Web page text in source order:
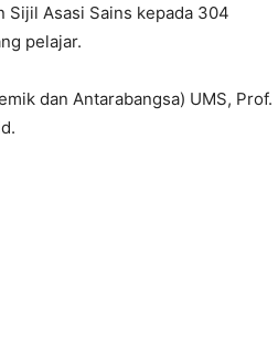
Sijil Asasi Sains kepada 304
pelajar.
dan Antarabangsa) UMS, Prof.